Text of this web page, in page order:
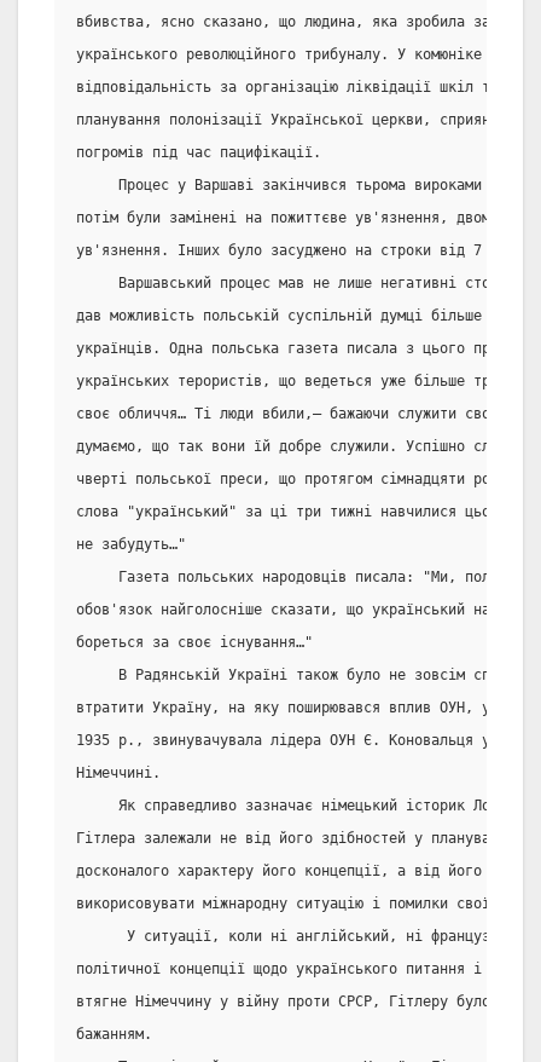
вбивства, ясно сказано, що людина, яка зробила замах,
українського революційного трибуналу. У комюніке
відповідальність за організацію ліквідації шкіл та
планування полонізації Української церкви, сприяння
погромів під час пацифікації.
Процес у Варшаві закінчився тьрома вироками до
потім були замінені на пожиттєве ув'язнення, двома
ув'язнення. Інших було засуджено на строки від 7 до 15
Варшавський процес мав не лише негативні сторони,
дав можливість польській суспільній думці більше
українців. Одна польська газета писала з цього
українських терористів, що ведеться уже більше трьох
своє обличчя… Ті люди вбили,– бажаючи служити своєму
думаємо, що так вони їй добре служили. Успішно
чверті польської преси, що протягом сімнадцяти років
слова "український" за ці три тижні навчилися цього
не забудуть…"
Газета польських народовців писала: "Ми, польські
обов'язок найголосніше сказати, що український народ
бореться за своє існування…"
В Радянській Україні також було не зовсім
втратити Україну, на яку поширювався вплив ОУН, у
1935 р., звинувачувала лідера ОУН Є. Коновальця у
Німеччині.
Як справедливо зазначає німецький історик Лотар
Гітлера залежали не від його здібностей у плануванні
досконалого характеру його концепції, а від його
викорисовувати міжнародну ситуацію і помилки своїх
У ситуації, коли ні англійський, ні французький
політичної концепції щодо українського питання і
втягне Німеччину у війну проти СРСР, Гітлеру було
бажанням.